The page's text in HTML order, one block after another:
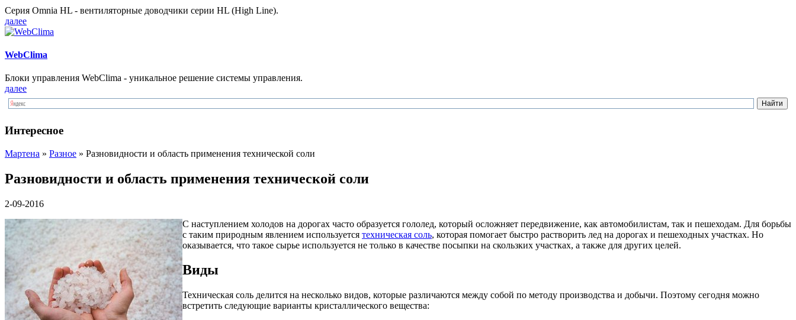
Серия Omnia HL - вентиляторные доводчики серии HL (High Line).
далее
WebClima
Блоки упрaвлeния WebClima - уникальное решение системы управления.
далее
Интересное
Мартена » Разное » Разновидности и область применения технической соли
Разновидности и область применения технической соли
2-09-2016
С наступлением холодов на дорогах часто образуется гололед, который осложняет передвижение, как автомобилистам, так и пешеходам. Для борьбы
с таким природным явлением используется техническая соль, которая помогает быстро растворить лед на дорогах и пешеходных участках. Но
оказывается, что такое сырье используется не только в качестве посыпки на скользких участках, а также для других целей.
Виды
Техническая соль делится на несколько видов, которые различаются между собой по методу производства и добычи. Поэтому сегодня можно
встретить следующие варианты кристаллического вещества: